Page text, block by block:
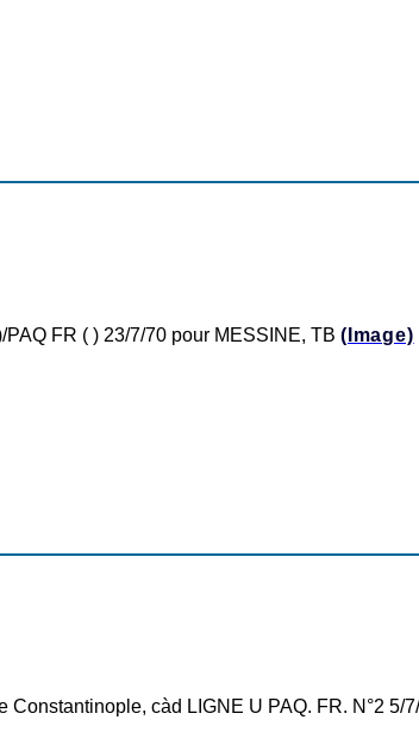
FR ( ) 23/7/70 pour MESSINE, TB (Image)
càd LIGNE U PAQ. FR. N°2 5/